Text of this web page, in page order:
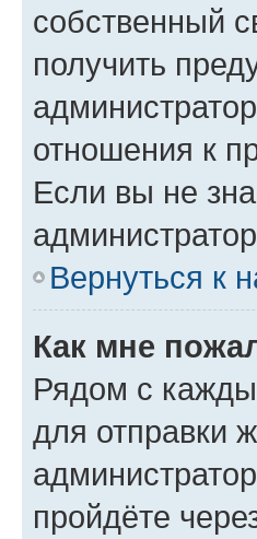
собственный
получить
отношения к
Если вы не
Вернуться к
Как мне
Рядом с
для отправки
пройдёте